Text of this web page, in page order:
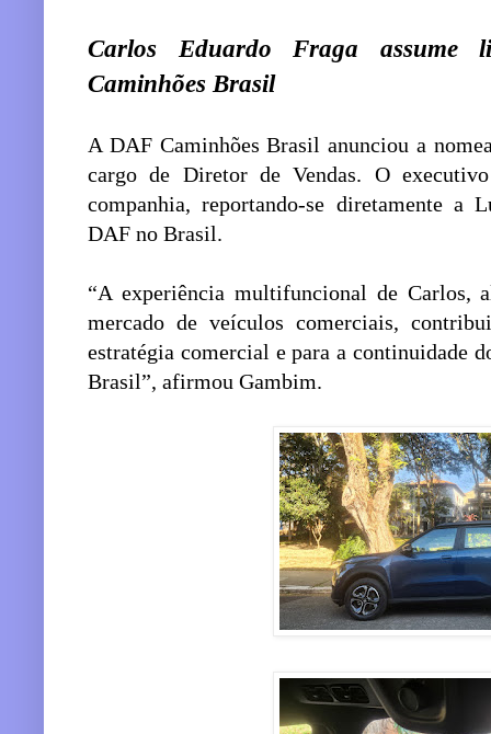
Carlos Eduardo Fraga assume
Caminhões Brasil
A DAF Caminhões Brasil anunciou a
cargo de Diretor de Vendas. O
companhia, reportando-se diretamente a
DAF no Brasil.
“A experiência multifuncional de Carlos,
mercado de veículos comerciais,
estratégia comercial e para a continuidade
Brasil”, afirmou Gambim.